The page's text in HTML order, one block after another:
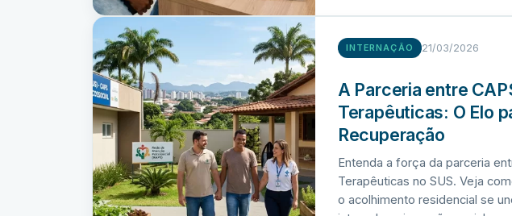
INTERNAÇÃO 21/03/2026
A Parceria entre
Terapêuticas: O Elo
Recuperação
Entenda a força da parceria
Terapêuticas no SUS. Veja
o acolhimento residencial se